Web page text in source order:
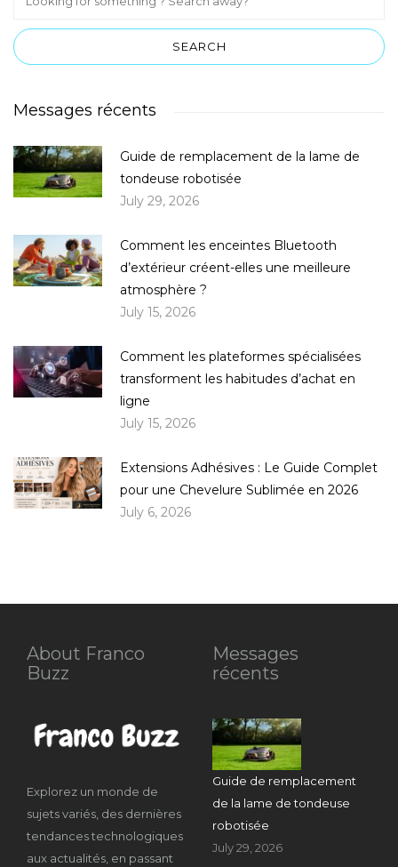
Messages récents
Guide de remplacement de la lame de
tondeuse robotisée
July 29, 2026
Comment les enceintes Bluetooth
d’extérieur créent-elles une meilleure
atmosphère ?
July 15, 2026
Comment les plateformes spécialisées
transforment les habitudes d’achat en
ligne
July 15, 2026
Extensions Adhésives : Le Guide Complet
pour une Chevelure Sublimée en 2026
July 6, 2026
About Franco
Buzz
Explorez un monde de
sujets variés, des dernières
tendances technologiques
aux actualités, en passant
Messages
récents
Guide de remplacement
de la lame de tondeuse
robotisée
July 29, 2026